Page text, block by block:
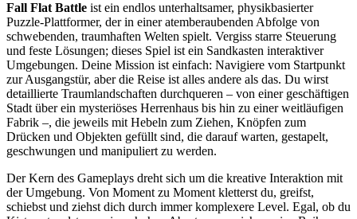
Fall Flat Battle ist ein endlos unterhaltsamer, physikbasierter
Puzzle-Plattformer, der in einer atemberaubenden Abfolge von
schwebenden, traumhaften Welten spielt. Vergiss starre Steuerung
und feste Lösungen; dieses Spiel ist ein Sandkasten interaktiver
Umgebungen. Deine Mission ist einfach: Navigiere vom Startpunkt
zur Ausgangstür, aber die Reise ist alles andere als das. Du wirst
detaillierte Traumlandschaften durchqueren – von einer geschäftigen
Stadt über ein mysteriöses Herrenhaus bis hin zu einer weitläufigen
Fabrik –, die jeweils mit Hebeln zum Ziehen, Knöpfen zum
Drücken und Objekten gefüllt sind, die darauf warten, gestapelt,
geschwungen und manipuliert zu werden.
Der Kern des Gameplays dreht sich um die kreative Interaktion mit
der Umgebung. Von Moment zu Moment kletterst du, greifst,
schiebst und ziehst dich durch immer komplexere Level. Egal, ob du